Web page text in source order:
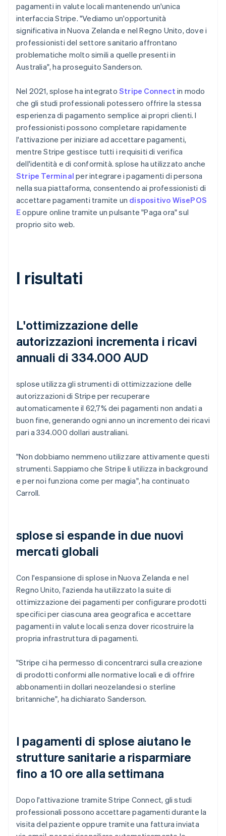
pagamenti in valute locali mantenendo un'unica
interfaccia Stripe. "Vediamo un'opportunità
significativa in Nuova Zelanda e nel Regno Unito, dove i
professionisti del settore sanitario affrontano
problematiche molto simili a quelle presenti in
Australia", ha proseguito Sanderson.
Nel 2021, splose ha integrato Stripe Connect in modo
che gli studi professionali potessero offrire la stessa
esperienza di pagamento semplice ai propri clienti. I
professionisti possono completare rapidamente
l'attivazione per iniziare ad accettare pagamenti,
mentre Stripe gestisce tutti i requisiti di verifica
dell'identità e di conformità. splose ha utilizzato anche
Stripe Terminal per integrare i pagamenti di persona
nella sua piattaforma, consentendo ai professionisti di
accettare pagamenti tramite un dispositivo WisePOS
Eoppure online tramite un pulsante "Paga ora" sul
proprio sito web.
I risultati
L'ottimizzazione delle
autorizzazioni incrementa i ricavi
annuali di 334.000 AUD
splose utilizza gli strumenti di ottimizzazione delle
autorizzazioni di Stripe per recuperare
automaticamente il 62,7% dei pagamenti non andati a
buon fine, generando ogni anno un incremento dei ricavi
pari a 334.000 dollari australiani.
"Non dobbiamo nemmeno utilizzare attivamente questi
strumenti. Sappiamo che Stripe li utilizza in background
e per noi funziona come per magia", ha continuato
Carroll.
splose si espande in due nuovi
mercati globali
Con l'espansione di splose in Nuova Zelanda e nel
Regno Unito, l'azienda ha utilizzato la suite di
ottimizzazione dei pagamenti per configurare prodotti
specifici per ciascuna area geografica e accettare
pagamenti in valute locali senza dover ricostruire la
propria infrastruttura di pagamenti.
"Stripe ci ha permesso di concentrarci sulla creazione
di prodotti conformi alle normative locali e di offrire
abbonamenti in dollari neozelandesi o sterline
britanniche", ha dichiarato Sanderson.
I pagamenti di splose aiutano le
strutture sanitarie a risparmiare
fino a 10 ore alla settimana
Dopo l'attivazione tramite Stripe Connect, gli studi
professionali possono accettare pagamenti durante la
visita del paziente oppure tramite una fattura inviata